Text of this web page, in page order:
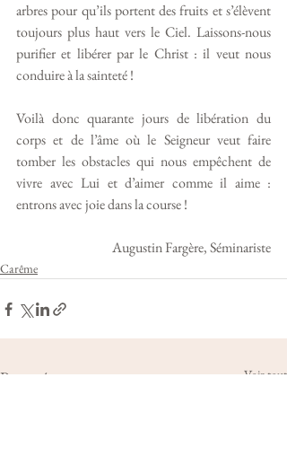
arbres pour qu’ils portent des fruits et s’élèvent
toujours plus haut vers le Ciel. Laissons-nous
purifier et libérer par le Christ : il veut nous
conduire à la sainteté !
Voilà donc quarante jours de libération du
corps et de l’âme où le Seigneur veut faire
tomber les obstacles qui nous empêchent de
vivre avec Lui et d’aimer comme il aime :
entrons avec joie dans la course !
Augustin Fargère, Séminariste
Carême
Posts récents Voir tout